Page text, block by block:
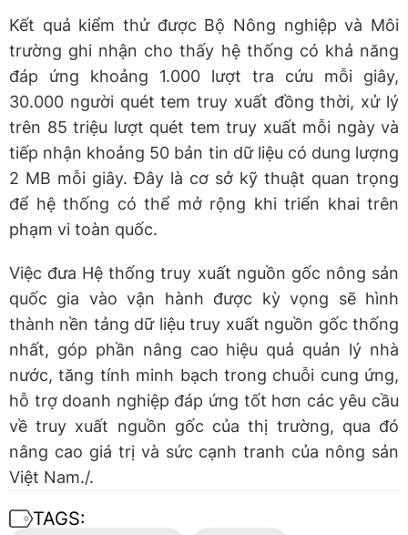
Kết quả kiểm thử được Bộ Nông nghiệp và Môi
trường ghi nhận cho thấy hệ thống có khả năng
đáp ứng khoảng 1.000 lượt tra cứu mỗi giây,
30.000 người quét tem truy xuất đồng thời, xử lý
trên 85 triệu lượt quét tem truy xuất mỗi ngày và
tiếp nhận khoảng 50 bản tin dữ liệu có dung lượng
2 MB mỗi giây. Đây là cơ sở kỹ thuật quan trọng
để hệ thống có thể mở rộng khi triển khai trên
phạm vi toàn quốc.
Việc đưa Hệ thống truy xuất nguồn gốc nông sản
quốc gia vào vận hành được kỳ vọng sẽ hình
thành nền tảng dữ liệu truy xuất nguồn gốc thống
nhất, góp phần nâng cao hiệu quả quản lý nhà
nước, tăng tính minh bạch trong chuỗi cung ứng,
hỗ trợ doanh nghiệp đáp ứng tốt hơn các yêu cầu
về truy xuất nguồn gốc của thị trường, qua đó
nâng cao giá trị và sức cạnh tranh của nông sản
Việt Nam./.
TAGS: